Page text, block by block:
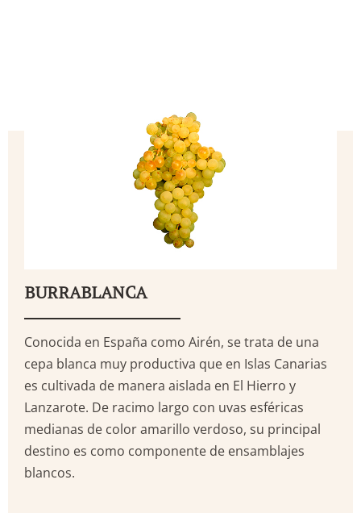
BURRABLANCA
Conocida en España como Airén, se trata de una
cepa blanca muy productiva que en Islas Canarias
es cultivada de manera aislada en El Hierro y
Lanzarote. De racimo largo con uvas esféricas
medianas de color amarillo verdoso, su principal
destino es como componente de ensamblajes
blancos.